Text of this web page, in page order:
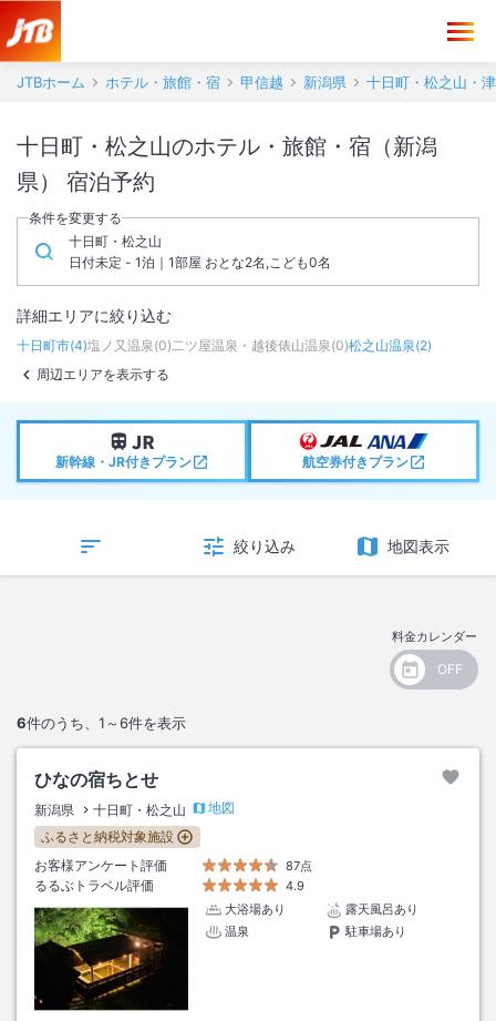
JTBホーム ホテル・旅館・宿 甲信越 新潟県 十日町・松之山・
十日町・松之山のホテル・旅館・宿（新潟
県） 宿泊予約
条件を変更する
十日町・松之山
日付未定 - 1泊｜1部屋 おとな2名,こども0名
詳細エリアに絞り込む
十日町市(4)塩ノ又温泉(0)二ツ屋温泉・越後俵山温泉(0)松之山温泉(2)
周辺エリアを表示する
新幹線・JR付きプラン 航空券付きプラン
絞り込み 地図表示
料金カレンダー
6件のうち、 1～6件を表示
ひなの宿ちとせ
新潟県 十日町・松之山
地図
ふるさと納税対象施設
お客様アンケート評価
87点
るるぶトラベル評価
4.9
大浴場あり
露天風呂あり
温泉
駐車場あり